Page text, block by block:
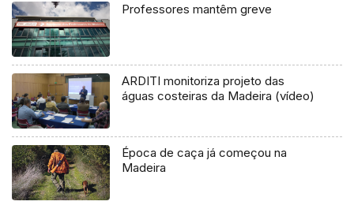
Professores mantêm greve
ARDITI monitoriza projeto das
águas costeiras da Madeira (vídeo)
Época de caça já começou na
Madeira